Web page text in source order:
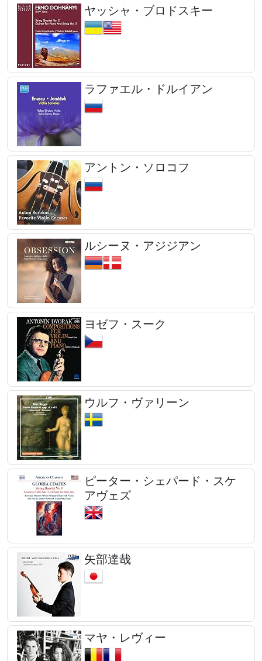
ヤッシャ・ブロドスキー
ラファエル・ドルイアン
アントン・ソロコフ
ルシーヌ・アジジアン
ヨゼフ・スーク
ウルフ・ヴァリーン
ピーター・シェパード・スケ
アヴェズ
矢部達哉
マヤ・レヴィー